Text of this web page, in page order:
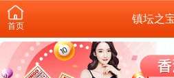
首页
镇坛之